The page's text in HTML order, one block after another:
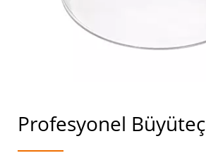
Profesyonel Büyüteç